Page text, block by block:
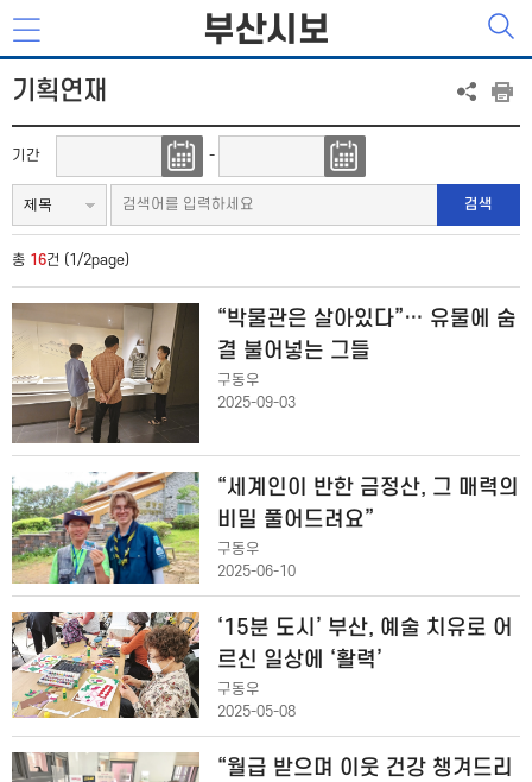
부산시보
기획연재
기간 -
검색
총 16건 (1/2page)
“박물관은 살아있다”… 유물에 숨
결 불어넣는 그들
구동우
2025-09-03
“세계인이 반한 금정산, 그 매력의
비밀 풀어드려요”
구동우
2025-06-10
‘15분 도시’ 부산, 예술 치유로 어
르신 일상에 ‘활력’
구동우
2025-05-08
“월급 받으며 이웃 건강 챙겨드리